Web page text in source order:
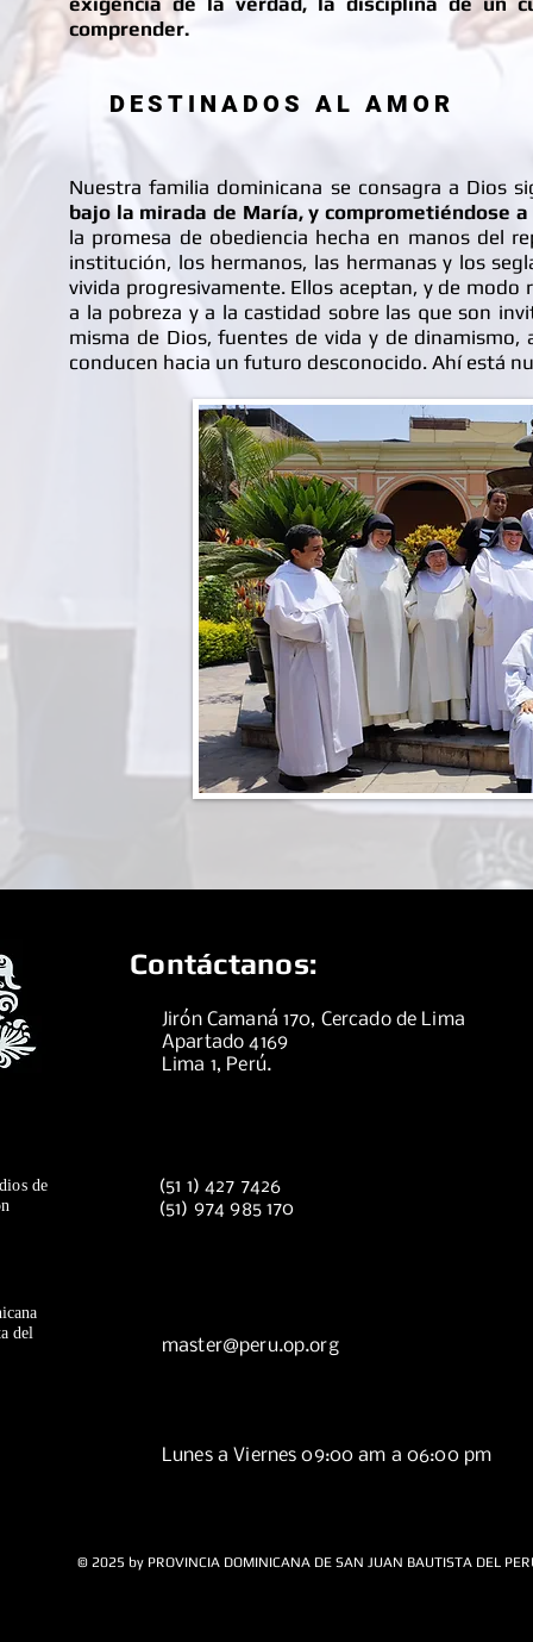
DESTINADOS AL AMOR
comprender.
Nuestra familia dominicana se consagra a Dios
bajo la mirada de María, y comprometiéndose
la promesa de obediencia hecha en manos del
institución, los hermanos, las hermanas y los
vivida progresivamente. Ellos aceptan, y de modo
a la pobreza y a la castidad sobre las que son
misma de Dios, fuentes de vida y de dinamismo,
conducen hacia un futuro desconocido. Ahí está
Contáctanos:
Jirón Camaná 170, Cercado de Lima
Apartado 4169
Lima 1, Perú.
de
(51 1) 427 7426
(51) 974 985 170
del
master@peru.op.org
Lunes a Viernes 09:00 am a 06:00 pm
© 2025 by PROVINCIA DOMINICANA DE SAN JUAN BAUTISTA DEL